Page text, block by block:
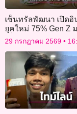
เซ็นทรัลพัฒนา เปิด
ยุคใหม่ 75% Gen Z
เพื่อนสนิท
29 กรกฎาคม 2569